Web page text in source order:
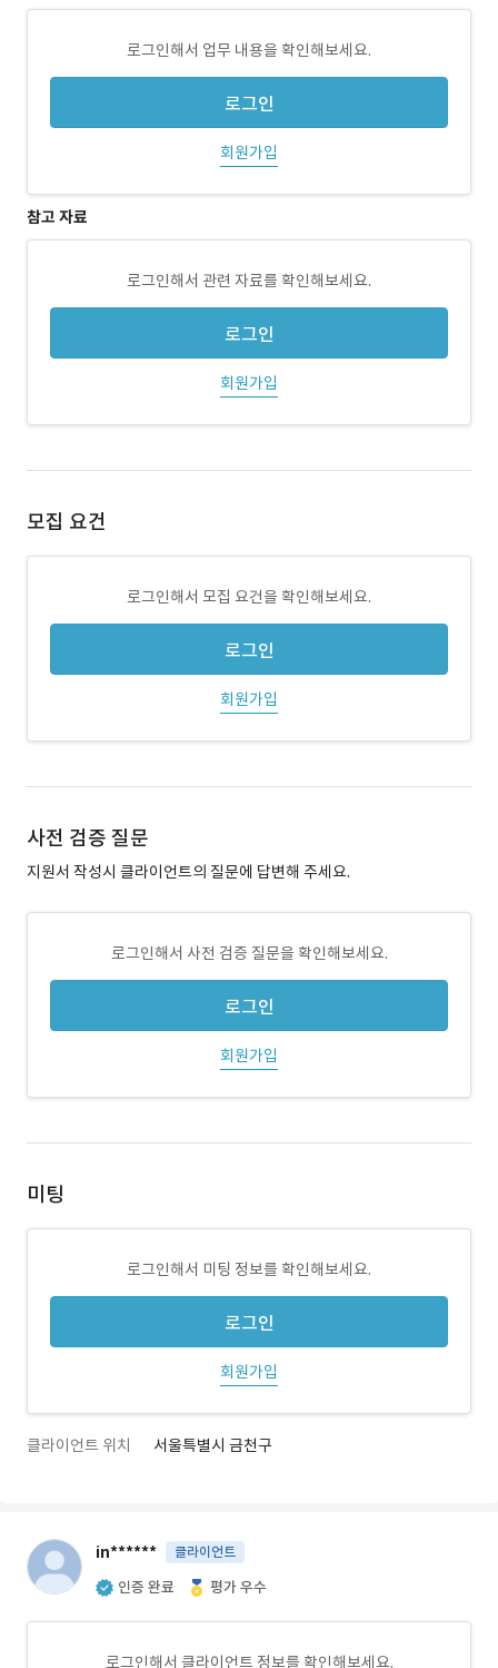
로그인해서 업무 내용을 확인해보세요.
로그인
회원가입
참고 자료
로그인해서 관련 자료를 확인해보세요.
로그인
회원가입
모집 요건
로그인해서 모집 요건을 확인해보세요.
로그인
회원가입
사전 검증 질문
지원서 작성시 클라이언트의 질문에 답변해 주세요.
로그인해서 사전 검증 질문을 확인해보세요.
로그인
회원가입
미팅
로그인해서 미팅 정보를 확인해보세요.
로그인
회원가입
클라이언트 위치 서울특별시 금천구
in****** 클라이언트
인증 완료 평가 우수
로그인해서 클라이언트 정보를 확인해보세요.